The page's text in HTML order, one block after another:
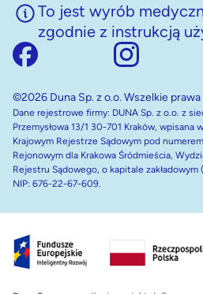
To jest wyrób
zgodnie z instrukcją
©2026 Duna Sp. z o.o. Wszelkie
Dane rejestrowe firmy: DUNA Sp. z o.o. z
Przemysłowa 13/1 30-701 Kraków,
Krajowym Rejestrze Sądowym pod
Rejonowym dla Krakowa Śródmieścia,
Rejestru Sądowego, o kapitale zakładowym
NIP: 676-22-67-609.